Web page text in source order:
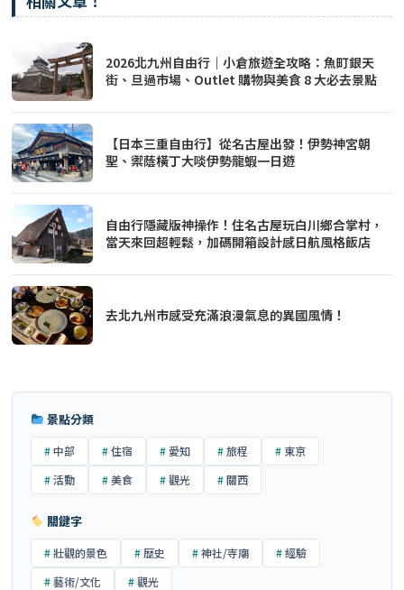
2026北九州自由行｜小倉旅遊全攻略：魚町銀天
街、旦過市場、Outlet 購物與美食 8 大必去景點
【日本三重自由行】從名古屋出發！伊勢神宮朝
聖、禦蔭橫丁大啖伊勢龍蝦一日遊
自由行隱藏版神操作！住名古屋玩白川鄉合掌村，
當天來回超輕鬆，加碼開箱設計感日航風格飯店
去北九州市感受充滿浪漫氣息的異國風情！
景點分類
中部 住宿 愛知 旅程
東京
活動
美食 觀光 關西
關鍵字
壯觀的景色 歴史 神社/寺廟
經驗
藝術/文化
觀光